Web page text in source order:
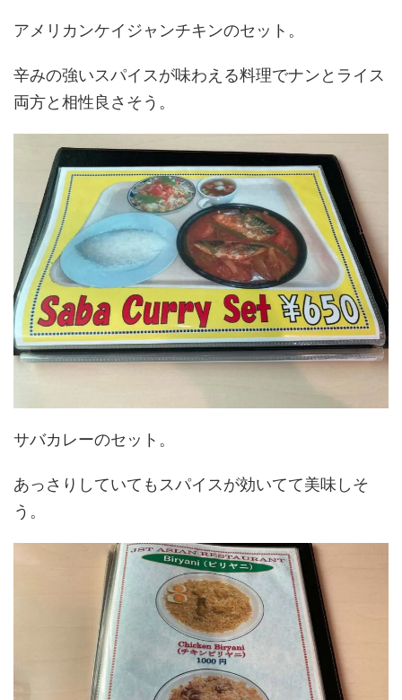
アメリカンケイジャンチキンのセット。
辛みの強いスパイスが味わえる料理でナンとライス
両方と相性良さそう。
サバカレーのセット。
あっさりしていてもスパイスが効いてて美味しそ
う。